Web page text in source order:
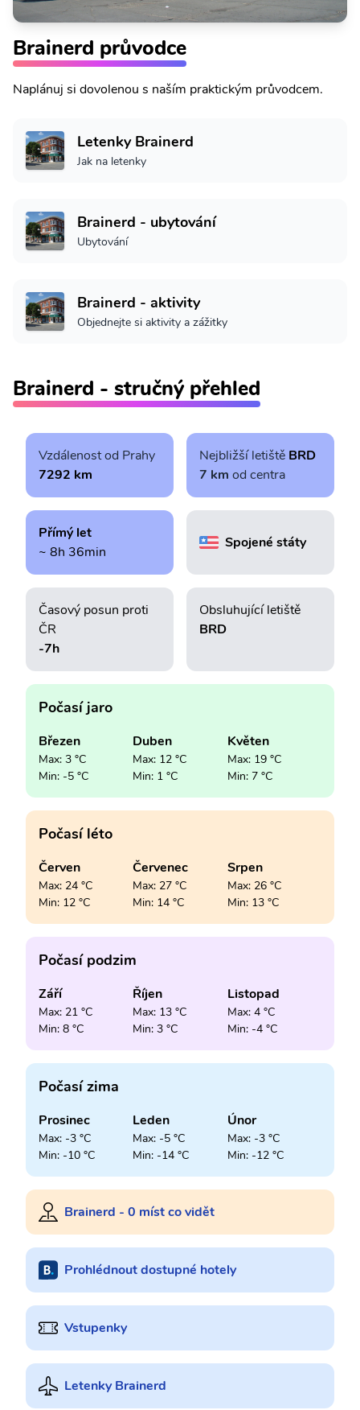
Brainerd průvodce
Naplánuj si dovolenou s naším praktickým průvodcem.
Letenky Brainerd
Jak na letenky
Brainerd - ubytování
Ubytování
Brainerd - aktivity
Objednejte si aktivity a zážitky
Brainerd - stručný přehled
Vzdálenost od Prahy
7292 km
Nejbližší letiště BRD
7 km od centra
Přímý let
~ 8h 36min
Spojené státy
Časový posun proti
ČR
-7h
Obsluhující letiště
BRD
Počasí jaro
Březen
Max: 3 °C
Min: -5 °C
Duben
Max: 12 °C
Min: 1 °C
Květen
Max: 19 °C
Min: 7 °C
Počasí léto
Červen
Max: 24 °C
Min: 12 °C
Červenec
Max: 27 °C
Min: 14 °C
Srpen
Max: 26 °C
Min: 13 °C
Počasí podzim
Září
Max: 21 °C
Min: 8 °C
Říjen
Max: 13 °C
Min: 3 °C
Listopad
Max: 4 °C
Min: -4 °C
Počasí zima
Prosinec
Max: -3 °C
Min: -10 °C
Leden
Max: -5 °C
Min: -14 °C
Únor
Max: -3 °C
Min: -12 °C
Brainerd - 0 míst co vidět
Prohlédnout dostupné hotely
Vstupenky
Letenky Brainerd